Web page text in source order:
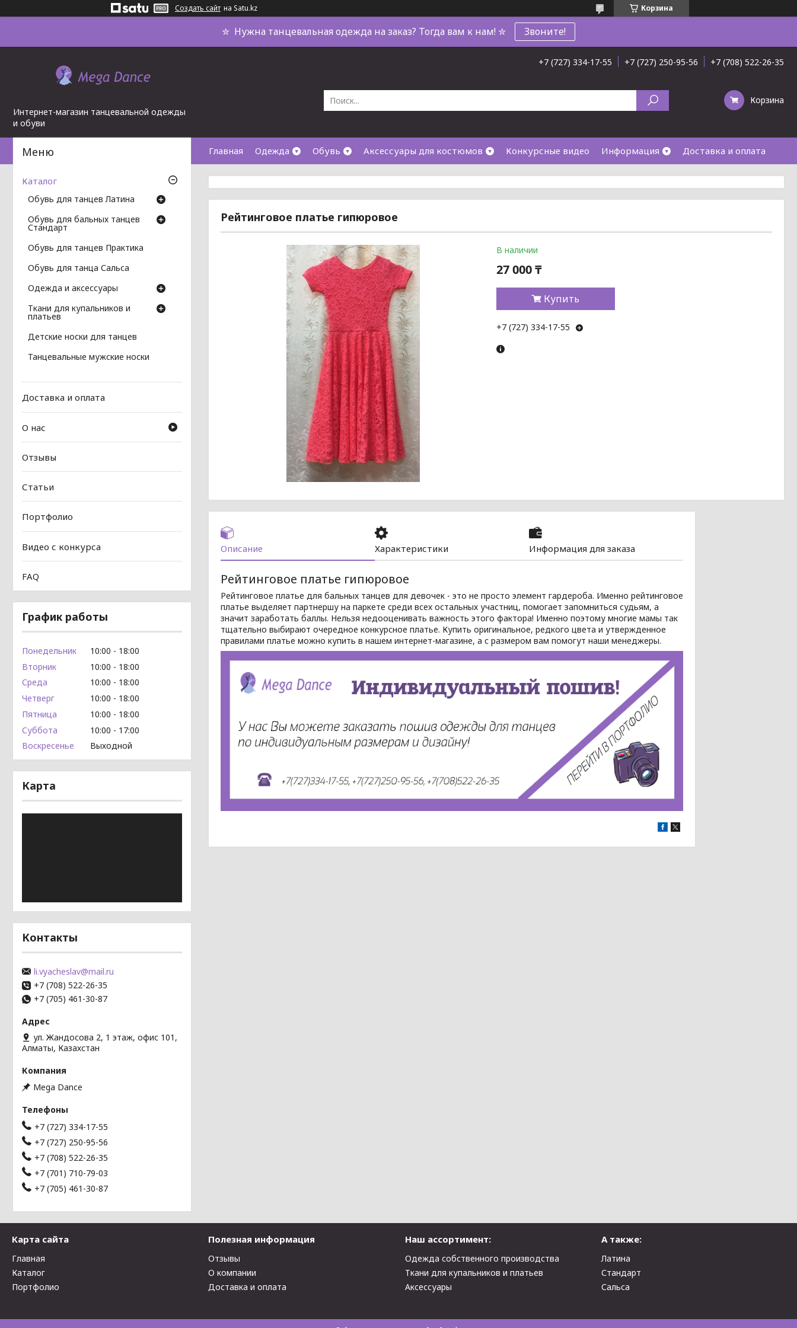
Создать сайт на Satu.kz Корзина
✮ Нужна танцевальная одежда на заказ? Тогда вам к нам! ✮ Звоните!
Интернет-магазин танцевальной одежды
и обуви
+7 (727) 334-17-55 +7 (727) 250-95-56 +7 (708) 522-26-35
Корзина
Главная Одежда Обувь Аксессуары для костюмов Конкурсные видео Информация Доставка и оплата
Рейтинговое платье гипюровое
В наличии
27 000 ₸
Купить
+7 (727) 334-17-55
Описание Характеристики Информация для заказа
Рейтинговое платье гипюровое
Рейтинговое платье для бальных танцев для девочек - это не просто элемент гардероба. Именно рейтинговое
платье выделяет партнершу на паркете среди всех остальных участниц, помогает запомниться судьям, а
значит заработать баллы. Нельзя недооценивать важность этого фактора! Именно поэтому многие мамы так
тщательно выбирают очередное конкурсное платье. Купить оригинальное, редкого цвета и утвержденное
правилами платье можно купить в нашем интернет-магазине, а с размером вам помогут наши менеджеры.
Каталог
Обувь для танцев Латина
Обувь для бальных танцев
Стандарт
Обувь для танцев Практика
Обувь для танца Сальса
Одежда и аксессуары
Ткани для купальников и
платьев
Детские носки для танцев
Танцевальные мужские носки
Доставка и оплата
О нас
Отзывы
Статьи
Портфолио
Видео с конкурса
FAQ
График работы
Понедельник 10:00
18:00
Вторник
10:00
18:00
Среда
10:00
18:00
Четверг
10:00
18:00
Пятница
10:00
18:00
Суббота
10:00
17:00
Воскресенье
Выходной
Карта
Контакты
li.vyacheslav@mail.ru
+7 (708) 522-26-35
+7 (705) 461-30-87
ул. Жандосова 2, 1 этаж, офис 101,
Алматы, Казахстан
Mega Dance
+7 (727) 334-17-55
+7 (727) 250-95-56
+7 (708) 522-26-35
+7 (701) 710-79-03
+7 (705) 461-30-87
Карта сайта
Главная
Каталог
Портфолио
Полезная информация
Отзывы
О компании
Доставка и оплата
Наш ассортимент:
Одежда собственного производства
Ткани для купальников и платьев
Аксессуары
А также:
Латина
Стандарт
Сальса